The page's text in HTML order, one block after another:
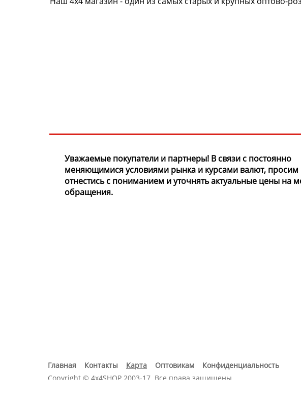
Уважаемые покупатели и партнеры! В связи с постоянно
меняющимися условиями рынка и курсами валют, просим
отнестись с пониманием и уточнять актуальные цены на
обращения.
Главная Контакты Карта Оптовикам
Конфиденциальность
Copyright © 4x4SHOP 2003-17. Все права защищены.